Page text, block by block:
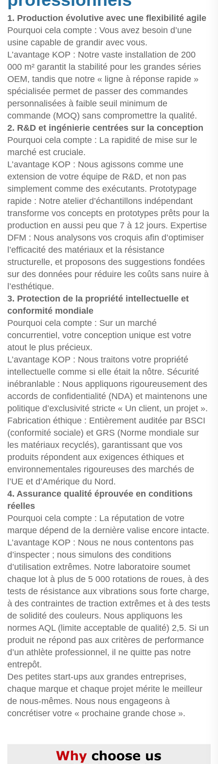
1. Production évolutive avec une flexibilité agile
Pourquoi cela compte : Vous avez besoin d’une
usine capable de grandir avec vous.
L’avantage KOP : Notre vaste installation de 200
000 m² garantit la stabilité pour les grandes séries
OEM, tandis que notre « ligne à réponse rapide »
spécialisée permet de passer des commandes
personnalisées à faible seuil minimum de
commande (MOQ) sans compromettre la qualité.
2. R&D et ingénierie centrées sur la conception
Pourquoi cela compte : La rapidité de mise sur le
marché est cruciale.
L’avantage KOP : Nous agissons comme une
extension de votre équipe de R&D, et non pas
simplement comme des exécutants. Prototypage
rapide : Notre atelier d’échantillons indépendant
transforme vos concepts en prototypes prêts pour la
production en aussi peu que 7 à 12 jours. Expertise
DFM : Nous analysons vos croquis afin d’optimiser
l’efficacité des matériaux et la résistance
structurelle, et proposons des suggestions fondées
sur des données pour réduire les coûts sans nuire à
l’esthétique.
3. Protection de la propriété intellectuelle et
conformité mondiale
Pourquoi cela compte : Sur un marché
concurrentiel, votre conception unique est votre
atout le plus précieux.
L’avantage KOP : Nous traitons votre propriété
intellectuelle comme si elle était la nôtre. Sécurité
inébranlable : Nous appliquons rigoureusement des
accords de confidentialité (NDA) et maintenons une
politique d’exclusivité stricte « Un client, un projet ».
Fabrication éthique : Entièrement auditée par BSCI
(conformité sociale) et GRS (Norme mondiale sur
les matériaux recyclés), garantissant que vos
produits répondent aux exigences éthiques et
environnementales rigoureuses des marchés de
l’UE et d’Amérique du Nord.
4. Assurance qualité éprouvée en conditions
réelles
Pourquoi cela compte : La réputation de votre
marque dépend de la dernière valise encore intacte.
L’avantage KOP : Nous ne nous contentons pas
d’inspecter ; nous simulons des conditions
d’utilisation extrêmes. Notre laboratoire soumet
chaque lot à plus de 5 000 rotations de roues, à des
tests de résistance aux vibrations sous forte charge,
à des contraintes de traction extrêmes et à des tests
de solidité des couleurs. Nous appliquons les
normes AQL (limite acceptable de qualité) 2,5. Si un
produit ne répond pas aux critères de performance
d’un athlète professionnel, il ne quitte pas notre
entrepôt.
Des petites start-ups aux grandes entreprises,
chaque marque et chaque projet mérite le meilleur
de nous-mêmes. Nous nous engageons à
concrétiser votre « prochaine grande chose ».